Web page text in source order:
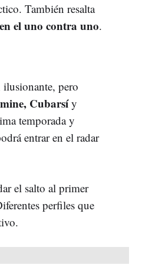
También resalta
en el uno contra uno.
ilusionante, pero
Cubarsíy
temporada y
entrar en el radar
el salto al primer
perfiles que